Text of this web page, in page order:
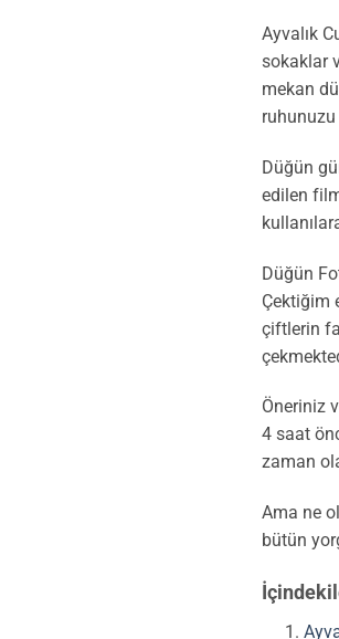
Ayvalık
sokaklar
mekan
Düğün
edilen
Düğün
Çektiğim
çiftlerin
Öneriniz
4 saat
zaman
Ama ne
bütün